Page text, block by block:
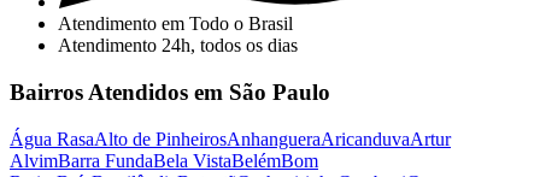
Atendimento em Todo o Brasil
Atendimento 24h, todos os dias
Bairros Atendidos em São Paulo
Água RasaAlto de PinheirosAnhangueraAricanduvaArtur
AlvimBarra FundaBela VistaBelémBom